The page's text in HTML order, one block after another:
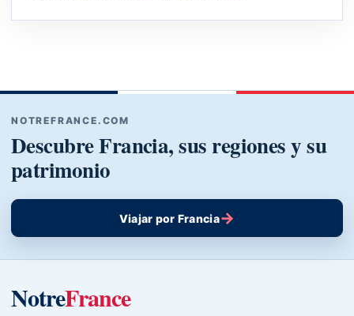
NOTREFRANCE.COM
Descubre Francia, sus regiones y su
patrimonio
Viajar por Francia→
NotreFrance